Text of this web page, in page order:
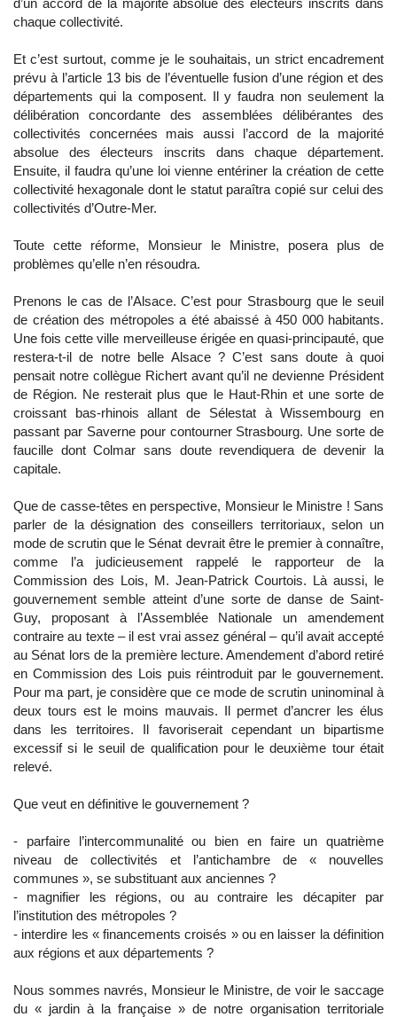
d’un accord de la majorité absolue des électeurs inscrits dans
chaque collectivité.
Et c’est surtout, comme je le souhaitais, un strict encadrement
prévu à l’article 13 bis de l’éventuelle fusion d’une région et des
départements qui la composent. Il y faudra non seulement la
délibération concordante des assemblées délibérantes des
collectivités concernées mais aussi l’accord de la majorité
absolue des électeurs inscrits dans chaque département.
Ensuite, il faudra qu’une loi vienne entériner la création de cette
collectivité hexagonale dont le statut paraîtra copié sur celui des
collectivités d’Outre-Mer.
Toute cette réforme, Monsieur le Ministre, posera plus de
problèmes qu’elle n’en résoudra.
Prenons le cas de l’Alsace. C’est pour Strasbourg que le seuil
de création des métropoles a été abaissé à 450 000 habitants.
Une fois cette ville merveilleuse érigée en quasi-principauté, que
restera-t-il de notre belle Alsace ? C’est sans doute à quoi
pensait notre collègue Richert avant qu’il ne devienne Président
de Région. Ne resterait plus que le Haut-Rhin et une sorte de
croissant bas-rhinois allant de Sélestat à Wissembourg en
passant par Saverne pour contourner Strasbourg. Une sorte de
faucille dont Colmar sans doute revendiquera de devenir la
capitale.
Que de casse-têtes en perspective, Monsieur le Ministre ! Sans
parler de la désignation des conseillers territoriaux, selon un
mode de scrutin que le Sénat devrait être le premier à connaître,
comme l’a judicieusement rappelé le rapporteur de la
Commission des Lois, M. Jean-Patrick Courtois. Là aussi, le
gouvernement semble atteint d’une sorte de danse de Saint-
Guy, proposant à l’Assemblée Nationale un amendement
contraire au texte – il est vrai assez général – qu’il avait accepté
au Sénat lors de la première lecture. Amendement d’abord retiré
en Commission des Lois puis réintroduit par le gouvernement.
Pour ma part, je considère que ce mode de scrutin uninominal à
deux tours est le moins mauvais. Il permet d’ancrer les élus
dans les territoires. Il favoriserait cependant un bipartisme
excessif si le seuil de qualification pour le deuxième tour était
relevé.
Que veut en définitive le gouvernement ?
- parfaire l’intercommunalité ou bien en faire un quatrième
niveau de collectivités et l’antichambre de « nouvelles
communes », se substituant aux anciennes ?
- magnifier les régions, ou au contraire les décapiter par
l’institution des métropoles ?
- interdire les « financements croisés » ou en laisser la définition
aux régions et aux départements ?
Nous sommes navrés, Monsieur le Ministre, de voir le saccage
du « jardin à la française » de notre organisation territoriale